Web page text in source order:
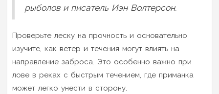
рыболов и писатель Иэн Волтерсон.
Проверьте леску на прочность и основательно
изучите, как ветер и течения могут влиять на
направление заброса. Это особенно важно при
лове в реках с быстрым течением, где приманка
может легко унести в сторону.